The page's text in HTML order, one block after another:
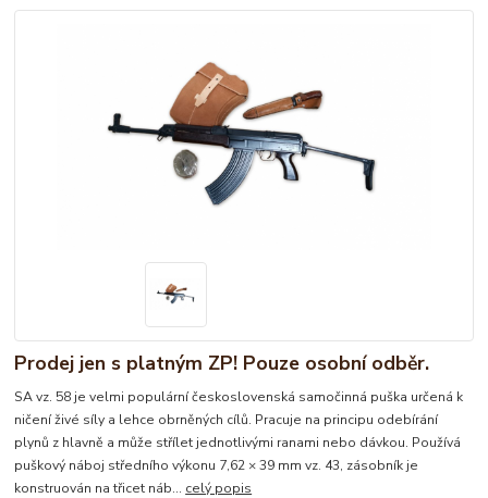
Prodej jen s platným ZP! Pouze osobní odběr.
SA vz. 58 je velmi populární československá samočinná puška určená k
ničení živé síly a lehce obrněných cílů. Pracuje na principu odebírání
plynů z hlavně a může střílet jednotlivými ranami nebo dávkou. Používá
puškový náboj středního výkonu 7,62 × 39 mm vz. 43, zásobník je
konstruován na třicet náb... celý popis